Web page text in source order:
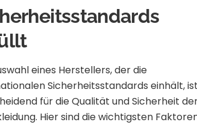
eines Herstellers, der die
Sicherheitsstandards einhält,
für die Qualität und Sicherheit
Hier sind die wichtigsten